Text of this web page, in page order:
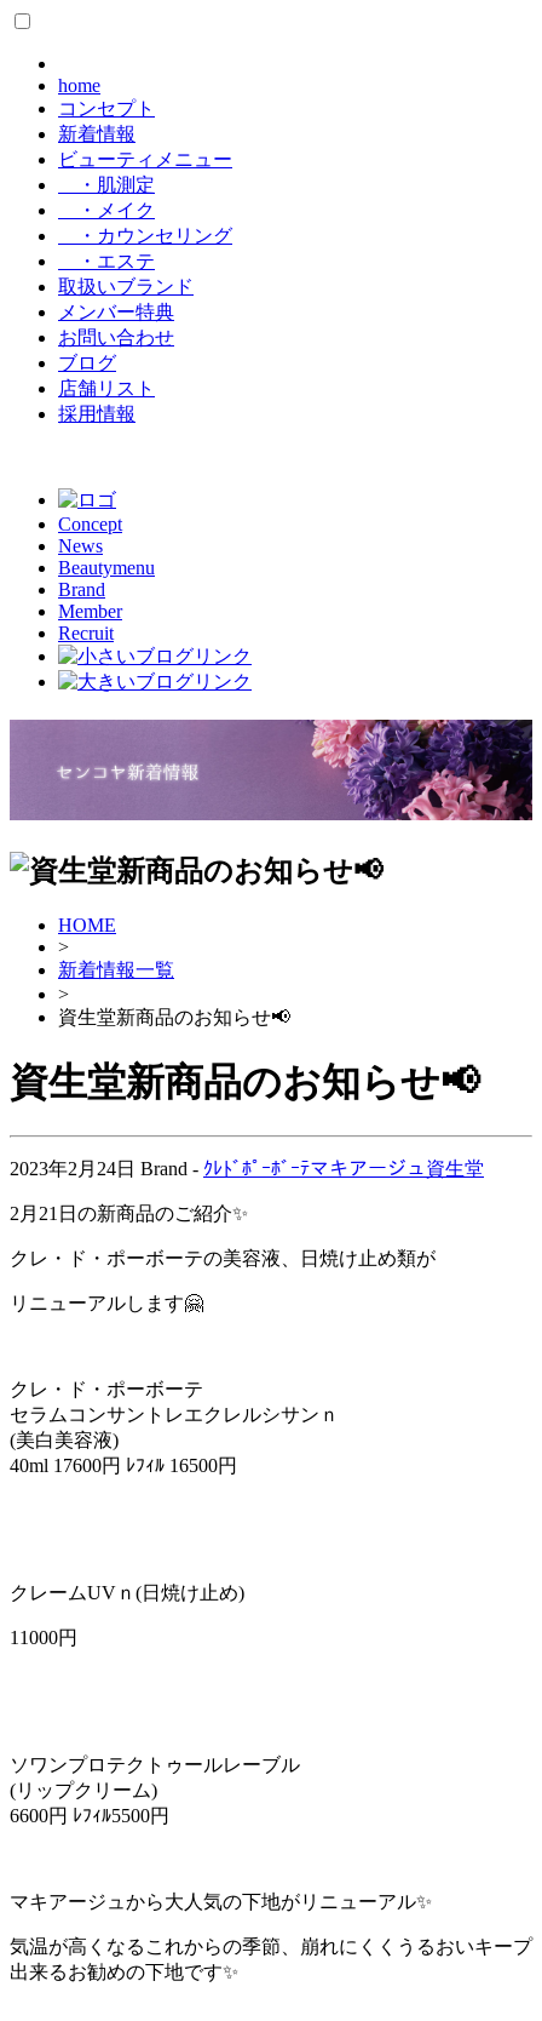
home
コンセプト
新着情報
ビューティメニュー
・肌測定
・メイク
・カウンセリング
・エステ
取扱いブランド
メンバー特典
お問い合わせ
ブログ
店舗リスト
採用情報
Concept
News
Beautymenu
Brand
Member
Recruit
HOME
>
新着情報一覧
>
資生堂新商品のお知らせ📢
資生堂新商品のお知らせ📢
2023年2月24日 Brand - ｸﾚﾄﾞﾎﾟｰﾎﾞｰﾃマキアージュ資生堂
2月21日の新商品のご紹介✨
クレ・ド・ポーボーテの美容液、日焼け止め類が
リニューアルします🤗
クレ・ド・ポーボーテ
セラムコンサントレエクレルシサンｎ
(美白美容液)
40ml 17600円 ﾚﾌｨﾙ 16500円
クレームUVｎ(日焼け止め)
11000円
ソワンプロテクトゥールレーブル
(リップクリーム)
6600円 ﾚﾌｨﾙ5500円
マキアージュから大人気の下地がリニューアル✨
気温が高くなるこれからの季節、崩れにくくうるおいキープ
出来るお勧めの下地です✨